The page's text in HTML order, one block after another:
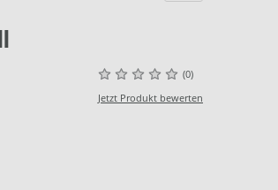
(0)
Jetzt Produkt bewerten